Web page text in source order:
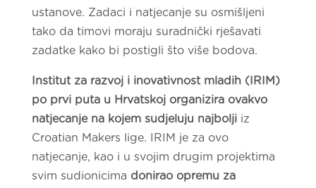
ustanove. Zadaci i natjecanje su osmišljeni
tako da timovi moraju suradnički rješavati
zadatke kako bi postigli što više bodova.
Institut za razvoj i inovativnost mladih (IRIM)
po prvi puta u Hrvatskoj organizira ovakvo
natjecanje na kojem sudjeluju najbolji iz
Croatian Makers lige. IRIM je za ovo
natjecanje, kao i u svojim drugim projektima
svim sudionicima donirao opremu za